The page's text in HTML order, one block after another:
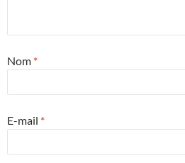
Nom *
E-mail *